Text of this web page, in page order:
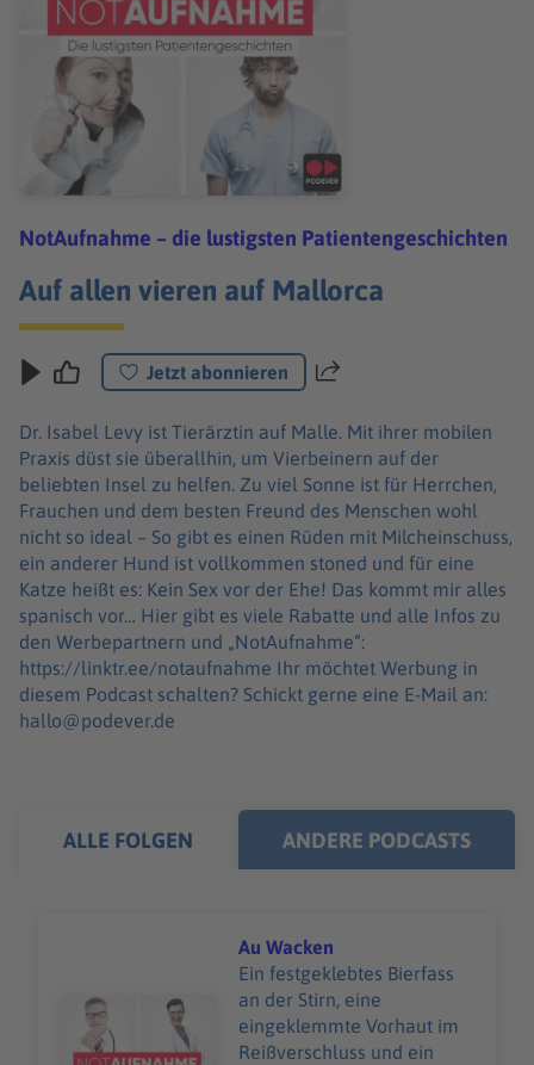
NotAufnahme – die lustigsten Patientengeschichten
Auf allen vieren auf Mallorca
Jetzt abonnieren Teilen
Dr. Isabel Levy ist Tierärztin auf Malle. Mit ihrer mobilen
Praxis düst sie überallhin, um Vierbeinern auf der
beliebten Insel zu helfen. Zu viel Sonne ist für Herrchen,
Frauchen und dem besten Freund des Menschen wohl
nicht so ideal – So gibt es einen Rüden mit Milcheinschuss,
ein anderer Hund ist vollkommen stoned und für eine
Katze heißt es: Kein Sex vor der Ehe! Das kommt mir alles
spanisch vor… Hier gibt es viele Rabatte und alle Infos zu
den Werbepartnern und „NotAufnahme“:
https://linktr.ee/notaufnahme Ihr möchtet Werbung in
diesem Podcast schalten? Schickt gerne eine E-Mail an:
hallo@podever.de
ALLE FOLGEN ANDERE PODCASTS
Audiotitel - Au Wacken
Au Wacken
Ein festgeklebtes Bierfass
an der Stirn, eine
eingeklemmte Vorhaut im
Reißverschluss und ein